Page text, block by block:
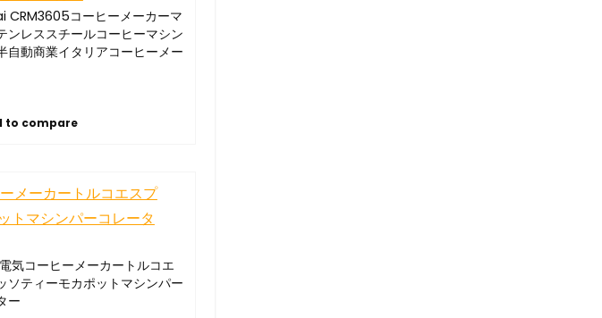
CRM3605コーヒーメーカーマ
ンレススチールコーヒーマシン
自動商業イタリアコーヒーメー
to compare
気コーヒーメーカートルコエ
ソティーモカポットマシンパー
ー